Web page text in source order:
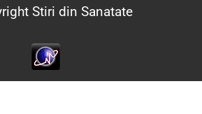
Stiri din Sanatate